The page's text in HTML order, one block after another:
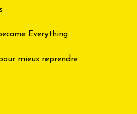
Everything
mieux reprendre